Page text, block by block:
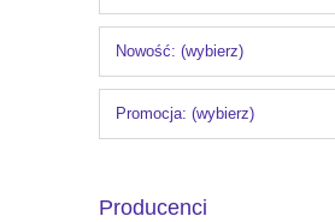
Nowość: (wybierz)
Promocja: (wybierz)
Producenci